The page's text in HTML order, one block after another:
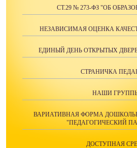
СТ.29 № 273-ФЗ "ОБ
НЕЗАВИСИМАЯ ОЦЕНКА
ЕДИНЫЙ ДЕНЬ ОТКРЫТЫХ
СТРАНИЧКА
НАШИ
ВАРИАТИВНАЯ ФОРМА
"ПЕДАГОГИЧЕСКИЙ
ДОСТУПНАЯ